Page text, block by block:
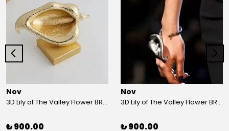
Nov
3D Lily of The Valley Flower BRACELET G
₺ 900.00
Nov
3D Lily of The Valley Flower BRACELET S
₺ 900.00